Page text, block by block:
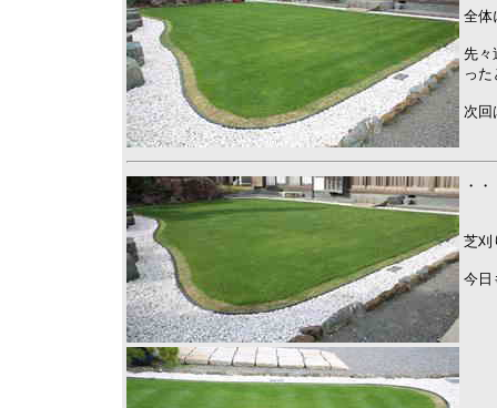
全体
先々
っ
次回
・
芝刈
今日